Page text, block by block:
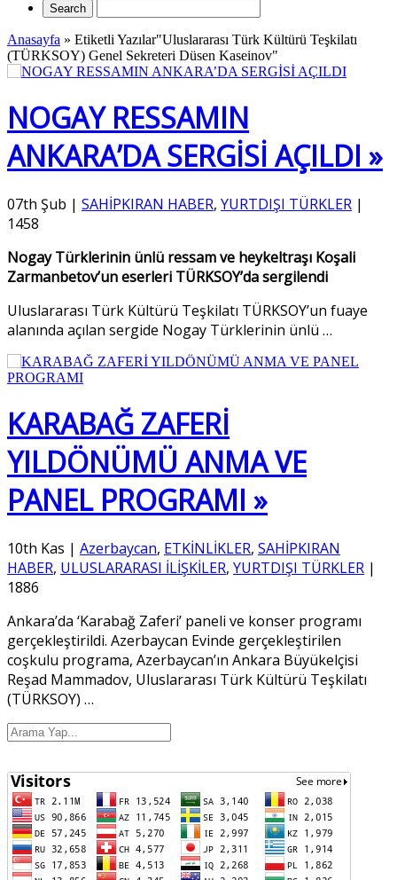
Anasayfa » Etiketli Yazılar"Uluslararası Türk Kültürü Teşkilatı
(TÜRKSOY) Genel Sekreteri Düsen Kaseinov"
NOGAY RESSAMIN
ANKARA’DA SERGİSİ AÇILDI »
07th Şub | SAHİPKIRAN HABER, YURTDIŞI TÜRKLER |
1458
Nogay Türklerinin ünlü ressam ve heykeltraşı Koşali
Zarmanbetov’un eserleri TÜRKSOY’da sergilendi
Uluslararası Türk Kültürü Teşkilatı TÜRKSOY’un fuaye
alanında açılan sergide Nogay Türklerinin ünlü …
KARABAĞ ZAFERİ
YILDÖNÜMÜ ANMA VE
PANEL PROGRAMI »
10th Kas | Azerbaycan, ETKİNLİKLER, SAHİPKIRAN
HABER, ULUSLARARASI İLİŞKİLER, YURTDIŞI TÜRKLER |
1886
Ankara’da ‘Karabağ Zaferi’ paneli ve konser programı
gerçekleştirildi. Azerbaycan Evinde gerçekleştirilen
coşkulu programa, Azerbaycan’ın Ankara Büyükelçisi
Reşad Mammadov, Uluslararası Türk Kültürü Teşkilatı
(TÜRKSOY) …